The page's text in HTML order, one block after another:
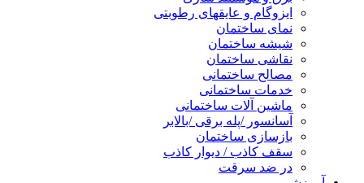
ایزوگام و عایقهای رطوبتی
نمای ساختمان
شیشه ساختمان
نقاشی ساختمان
مصالح ساختمانی
خدمات ساختمانی
ماشین آلات ساختمانی
آسانسور /پله برقی /بالابر
بازسازی ساختمان
سقف کاذب / دیوار کاذب
در ضد سرقت